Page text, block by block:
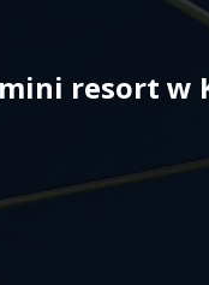
mini resort w